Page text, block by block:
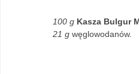
100 g Kasza Bulgur
21 g węglowodanów.